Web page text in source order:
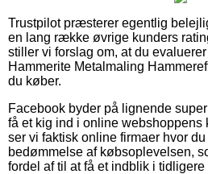
Trustpilot præsterer egentlig
en lang række øvrige kunders
stiller vi forslag om, at du
Hammerite Metalmaling
du køber.
Facebook byder på lignende
få et kig ind i online webshoppens
ser vi faktisk online firmaer hvor
bedømmelse af købsoplevelsen,
fordel af til at få et indblik i